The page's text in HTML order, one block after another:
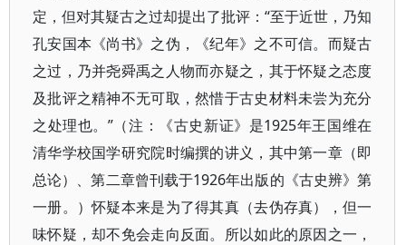
定，但对其疑古之过却提出了批评：“至于近世，乃知
孔安国本《尚书》之伪，《纪年》之不可信。而疑古
之过，乃并尧舜禹之人物而亦疑之，其于怀疑之态度
及批评之精神不无可取，然惜于古史材料未尝为充分
之处理也。”（注：《古史新证》是1925年王国维在
清华学校国学研究院时编撰的讲义，其中第一章（即
总论）、第二章曾刊载于1926年出版的《古史辨》第
一册。）怀疑本来是为了得其真（去伪存真），但一
味怀疑，却不免会走向反面。所以如此的原因之一，